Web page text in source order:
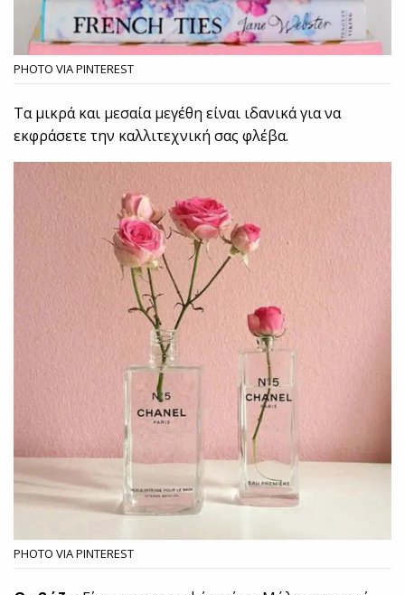
PHOTO VIA PINTEREST
Τα μικρά και μεσαία μεγέθη είναι ιδανικά για να
εκφράσετε την καλλιτεχνική σας φλέβα.
PHOTO VIA PINTEREST